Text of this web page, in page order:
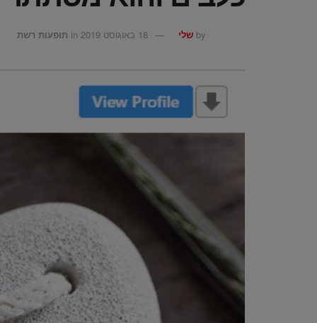
by שלי 18 באוגוסט 2019 in תופעות רשת